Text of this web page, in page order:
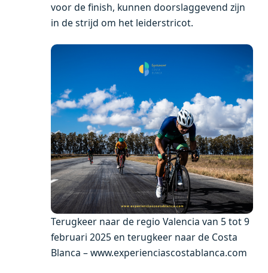
voor de finish, kunnen doorslaggevend zijn
in de strijd om het leiderstricot.
Terugkeer naar de regio Valencia van 5 tot 9
februari 2025 en terugkeer naar de Costa
Blanca – www.experienciascostablanca.com